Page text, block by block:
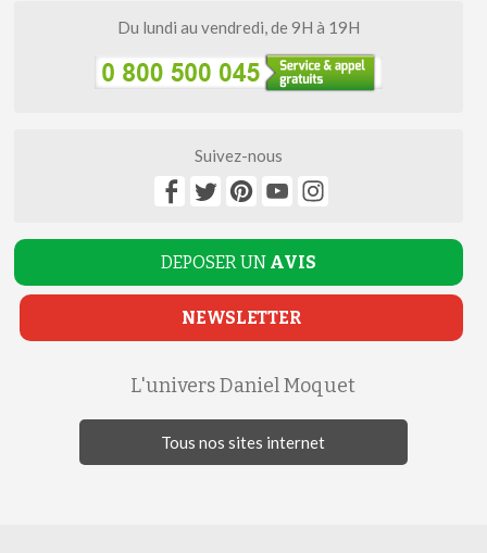
Du lundi au vendredi, de 9H à 19H
Suivez-nous
DEPOSER UN AVIS
NEWSLETTER
L'univers Daniel Moquet
Tous nos sites internet